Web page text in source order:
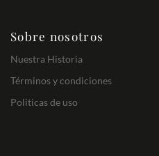
Sobre nosotros
Nuestra Historia
Términos y condiciones
Politicas de uso